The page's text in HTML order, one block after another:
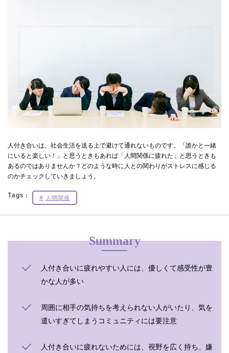
人付き合いは、社会生活を送る上で避けて通れないものです。「誰かと一緒
にいると楽しい！」と思うときもあれば「人間関係に疲れた」と思うときも
あるのではありませんか？どのような時に人との関わりがストレスに感じる
のかチェックしていきましょう。
Tags： 人間関係
Summary
人付き合いに疲れやすい人には、優しくて感受性が豊
かな人が多い
周囲に相手の気持ちを考えられない人がいたり、気を
遣いすぎてしまうコミュニティには要注意
人付き合いに疲れないためには、視野を広く持ち、嫌